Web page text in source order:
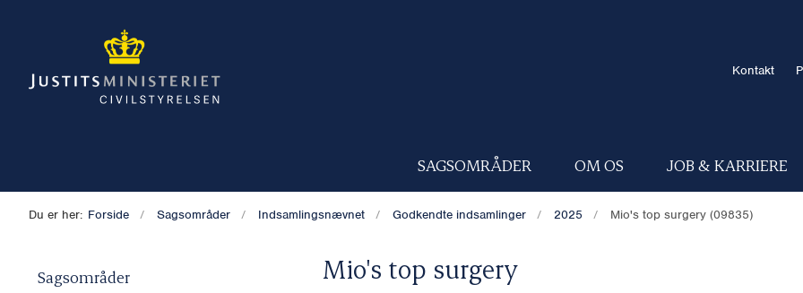
Kontakt
SAGSOMRÅDER OM OS JOB & KARRIERE
Du er her: Forside Sagsområder Indsamlingsnævnet Godkendte indsamlinger 2025 Mio's top surgery (09835)
Sagsområder Mio's top surgery